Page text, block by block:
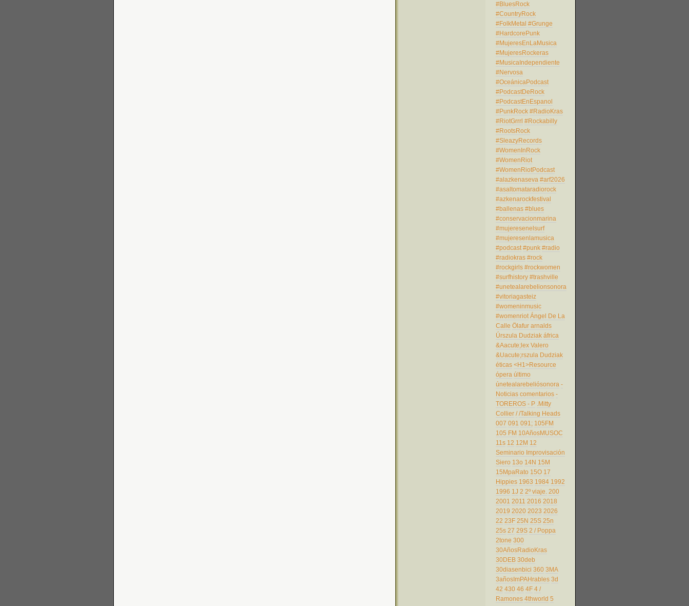
#BluesRock
#CountryRock
#FolkMetal #Grunge
#HardcorePunk
#MujeresEnLaMusica
#MujeresRockeras
#MusicaIndependiente
#Nervosa
#OceánicaPodcast
#PodcastDeRock
#PodcastEnEspanol
#PunkRock #RadioKras
#RiotGrrrl #Rockabilly
#RootsRock
#SleazyRecords
#WomenInRock
#WomenRiot
#WomenRiotPodcast
#alazkenaseva #arf2026
#asaltomataradiorock
#azkenarockfestival
#ballenas #blues
#conservacionmarina
#mujeresenelsurf
#mujeresenlamusica
#podcast #punk #radio
#radiokras #rock
#rockgirls #rockwomen
#surfhistory #trashville
#unetealarebelionsonora
#vitoriagasteiz
#womeninmusic
#womenriot Ángel De La
Calle Ölafur arnalds
Úrszula Dudziak áfrica
&Aacute;lex Valero
&Uacute;rszula Dudziak
éticas <H1>Resource
ópera último
únetealarebeliósonora -
Noticias comentarios -
TOREROS - P .Mitty
Collier / /Talking Heads
007 091 091; 105FM
105 FM 10AñosMUSOC
11s 12 12M 12
Seminario Improvisación
Siero 13o 14N 15M
15MpaRato 15O 17
Hippies 1963 1984 1992
1996 1J 2 2º viaje. 200
2001 2011 2016 2018
2019 2020 2023 2026
22 23F 25N 25S 25n
25s 27 29S 2 / Poppa
2tone 300
30AñosRadioKras
30DEB 30deb
30diasenbici 360 3MA
3añosImPAHrables 3d
42 430 46 4F 4 /
Ramones 4thworld 5